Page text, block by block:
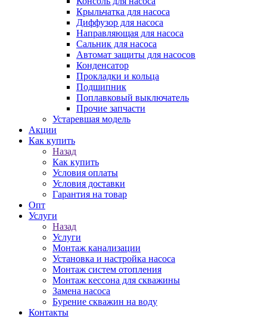
Крыльчатка для насоса
Диффузор для насоса
Направляющая для насоса
Сальник для насоса
Автомат защиты для насосов
Конденсатор
Прокладки и кольца
Подшипник
Поплавковый выключатель
Прочие запчасти
Устаревшая модель
Акции
Как купить
Назад
Как купить
Условия оплаты
Условия доставки
Гарантия на товар
Опт
Услуги
Назад
Услуги
Монтаж канализации
Установка и настройка насоса
Монтаж систем отопления
Монтаж кессона для скважины
Замена насоса
Бурение скважин на воду
Контакты